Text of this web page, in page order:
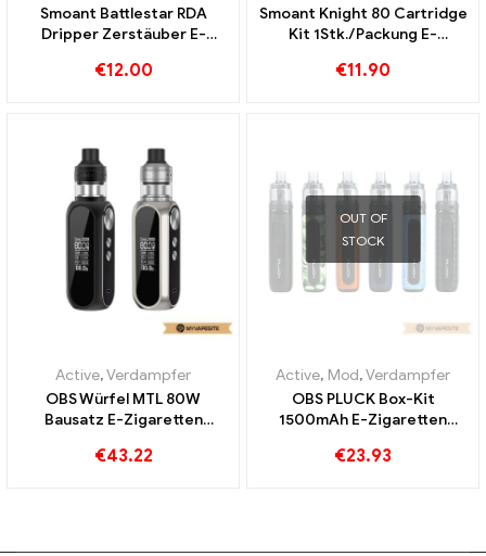
Smoant Battlestar RDA
Dripper Zerstäuber E-
Custom
€12.00
Smoant Knight 80 Cartridge
Kit 1Stk./Packung E-
Custom
€11.90
Active,Verdampfer
OBS Würfel MTL 80W
Bausatz E-Zigaretten
€43.22
OUT OF
STOCK
Active, Mod,Verdampfer
OBS PLUCK Box-Kit
1500mAh E-Zigaretten
€23.93